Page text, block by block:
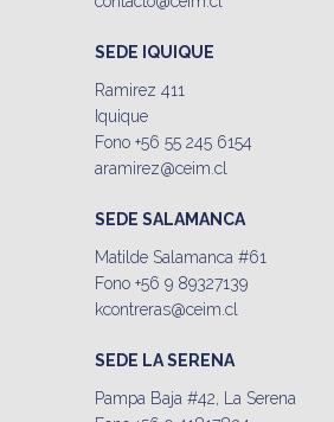
SEDE IQUIQUE
Ramirez 411
Iquique
Fono +56 55 245 6154
aramirez@ceim.cl
SEDE SALAMANCA
Matilde Salamanca #61
Fono +56 9 89327139
kcontreras@ceim.cl
SEDE LA SERENA
Pampa Baja #42, La Serena